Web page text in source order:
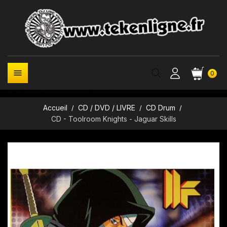
0

Accueil CD / DVD / LIVRE
CD Drum
CD - Toolroom Knights - Jaguar Skills